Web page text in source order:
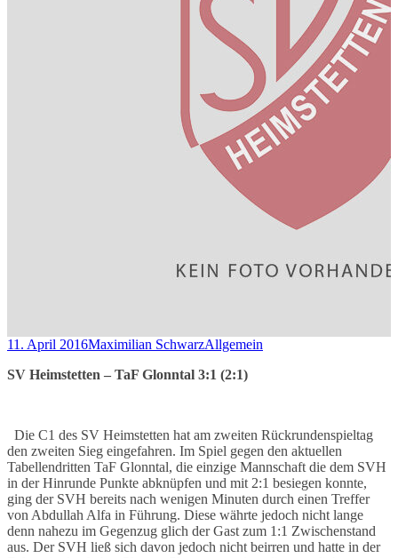
11. April 2016Maximilian SchwarzAllgemein
SV Heimstetten – TaF Glonntal 3:1 (2:1)
Die C1 des SV Heimstetten hat am zweiten Rückrundenspieltag
den zweiten Sieg eingefahren. Im Spiel gegen den aktuellen
Tabellendritten TaF Glonntal, die einzige Mannschaft die dem SVH
in der Hinrunde Punkte abknüpfen und mit 2:1 besiegen konnte,
ging der SVH bereits nach wenigen Minuten durch einen Treffer
von Abdullah Alfa in Führung. Diese währte jedoch nicht lange
denn nahezu im Gegenzug glich der Gast zum 1:1 Zwischenstand
aus. Der SVH ließ sich davon jedoch nicht beirren und hatte in der